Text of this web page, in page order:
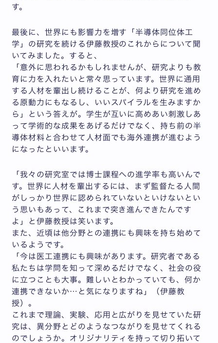
す。
最後に、世界にも影響力を増す「半導体同位体工
学」の研究を続ける伊藤教授のこれからについて聞
いてみました。すると、
「意外に思われるかもしれませんが、研究よりも教
育に力を入れたいと常々思っています。世界に通用
する人材を輩出し続けることが、何より研究を進め
る原動力にもなるし、いいスパイラルを生みますか
ら」という答えが。学生が互いに高めあい刺激しあ
って学術的な成果をあげるだけでなく、持ち前の半
導体材料と合わせて人材面でも海外連携が進むよう
になったといいます。
「我々の研究室では博士課程への進学率も高いんで
す。世界に人材を輩出するには、まず監督たる人間
がしっかり世界に認められていないといけないとい
う思いもあって、これまで突き進んできたんです
よ」と伊藤教授は笑います。
また、近頃は他分野との連携にも興味を持ち始めて
いるようです。
「今は医工連携にも興味があります。研究者である
私たちは学問を知って深めるだけでなく、社会の役
に立つことも大事。難しいとわかっていても、何か
連携できないか…と気になりますね」（伊藤教
授）。
これまで理論、実験、応用と広がりを見せていた研
究は、異分野とどのようなつながりを見せてくれる
のでしょうか。オリジナリティを持って切り拓いて